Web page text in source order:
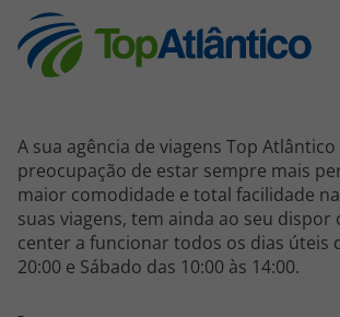
A sua agência de viagens Top
preocupação de estar sempre mais
maior comodidade e total facilidade
suas viagens, tem ainda ao seu dispor
center a funcionar todos os dias úteis
20:00 e Sábado das 10:00 às 14:00.